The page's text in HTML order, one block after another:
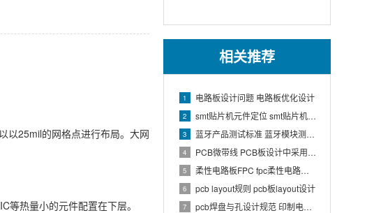
相关推荐
1 电路板设计问题 电路板优化设计
2 smt贴片机元件定位 smt贴片机结构
3 蓝牙产品测试标准 蓝牙模块测试方法
4 PCB微带线 PCB板设计中采用微带线和带状线,应用到什么原理
5 柔性电路板FPC fpc柔性电路板生产流程介绍
6 pcb layout规则 pcb板layout设计
7 pcb焊盘与孔设计规范 印制电路板上焊盘的大小及引线的孔径如何确定
以25mil的网格点进行布局。大网
热量小的元件配置在下层。